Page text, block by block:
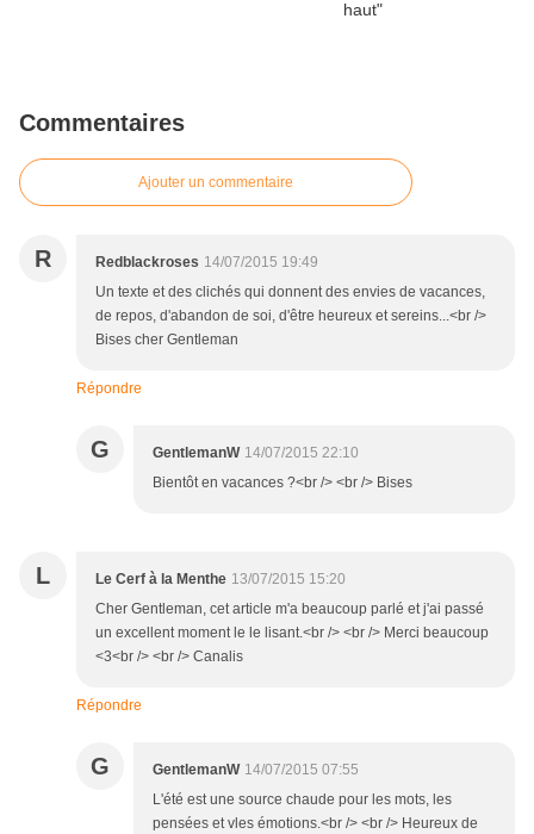
Commentaires
Ajouter un commentaire
R Redblackroses 14/07/2015 19:49
Un texte et des clichés qui donnent des envies de vacances,
de repos, d'abandon de soi, d'être heureux et sereins...<br />
Bises cher Gentleman
Répondre
G GentlemanW 14/07/2015 22:10
Bientôt en vacances ?<br /> <br /> Bises
L Le Cerf à la Menthe 13/07/2015 15:20
Cher Gentleman, cet article m'a beaucoup parlé et j'ai passé
un excellent moment le le lisant.<br /> <br /> Merci beaucoup
<3<br /> <br /> Canalis
Répondre
G GentlemanW 14/07/2015 07:55
L'été est une source chaude pour les mots, les
pensées et vles émotions.<br /> <br /> Heureux de